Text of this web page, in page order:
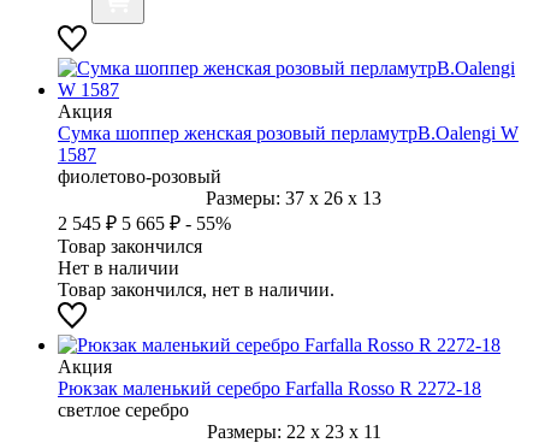
Акция
Сумка шоппер женская розовый перламутрB.Oalengi W
1587
фиолетово-розовый
Размеры: 37 x 26 x 13
2 545 ₽ 5 665 ₽ - 55%
Товар закончился
Нет в наличии
Товар закончился, нет в наличии.
Акция
Рюкзак маленький серебро Farfalla Rosso R 2272-18
светлое серебро
Размеры: 22 x 23 x 11